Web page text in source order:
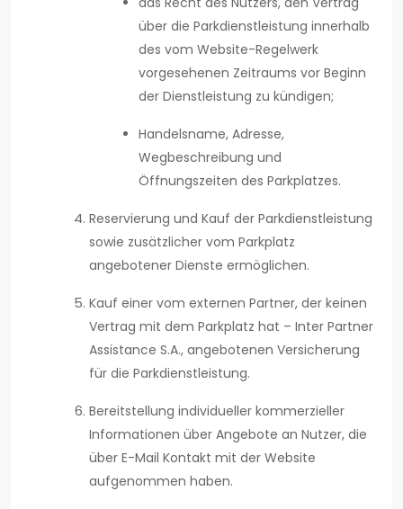
über die Parkdienstleistung innerhalb
des vom Website-Regelwerk
vorgesehenen Zeitraums vor Beginn
der Dienstleistung zu kündigen;
Handelsname, Adresse,
Wegbeschreibung und
Öffnungszeiten des Parkplatzes.
Reservierung und Kauf der Parkdienstleistung
sowie zusätzlicher vom Parkplatz
angebotener Dienste ermöglichen.
Kauf einer vom externen Partner, der keinen
Vertrag mit dem Parkplatz hat – Inter Partner
Assistance S.A., angebotenen Versicherung
für die Parkdienstleistung.
Bereitstellung individueller kommerzieller
Informationen über Angebote an Nutzer, die
über E-Mail Kontakt mit der Website
aufgenommen haben.